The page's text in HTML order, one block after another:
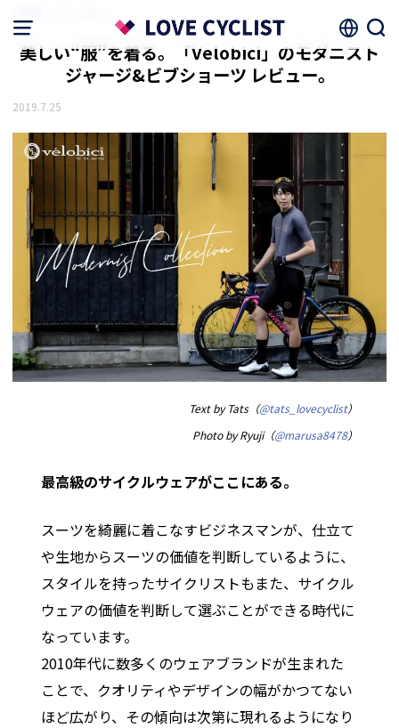
美しい“服”を着る。「Velobici」のモダニスト
ジャージ&ビブショーツ レビュー。
2019.7.25
Text by Tats（@tats_lovecyclist）
Photo by Ryuji（@marusa8478）
最高級のサイクルウェアがここにある。
スーツを綺麗に着こなすビジネスマンが、仕立て
や生地からスーツの価値を判断しているように、
スタイルを持ったサイクリストもまた、サイクル
ウェアの価値を判断して選ぶことができる時代に
なっています。
2010年代に数多くのウェアブランドが生まれた
ことで、クオリティやデザインの幅がかつてない
ほど広がり、その傾向は次第に現れるようになり